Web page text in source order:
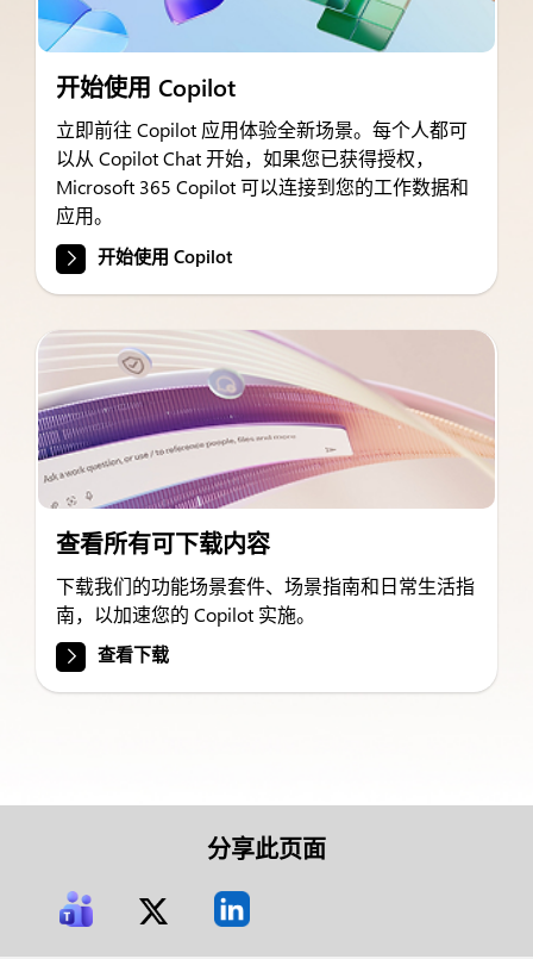
开始使用 Copilot
立即前往 Copilot 应用体验全新场景。每个人都可
以从 Copilot Chat 开始，如果您已获得授权，
Microsoft 365 Copilot 可以连接到您的工作数据和
应用。
开始使用 Copilot
查看所有可下载内容
下载我们的功能场景套件、场景指南和日常生活指
南，以加速您的 Copilot 实施。
查看下载
分享此页面